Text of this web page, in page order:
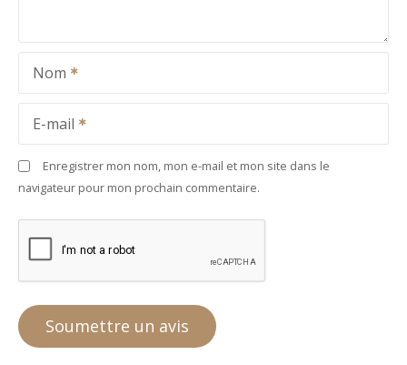
Nom
E-mail
Enregistrer mon nom, mon e-mail et mon site dans le
navigateur pour mon prochain commentaire.